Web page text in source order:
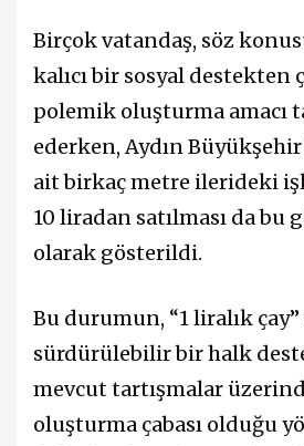
Birçok vatandaş, söz
kalıcı bir sosyal destekten
polemik oluşturma amacı
ederken, Aydın
ait birkaç metre ilerideki
10 liradan satılması da bu
olarak gösterildi.
Bu durumun, “1 liralık
sürdürülebilir bir halk
mevcut tartışmalar
oluşturma çabası olduğu